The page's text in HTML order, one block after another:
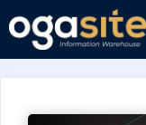
Skip
to